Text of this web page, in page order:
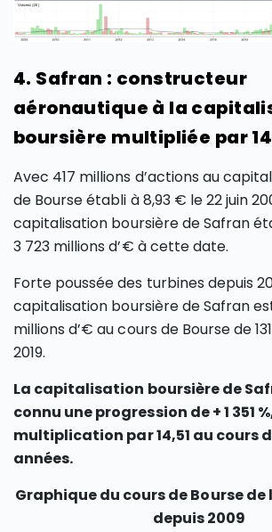
4. Safran : constructeur
aéronautique à la
boursière multipliée par
Avec 417 millions d’actions au
de Bourse établi à 8,93 € le 22 juin
capitalisation boursière de Safran
3 723 millions d’€ à cette date.
Forte poussée des turbines depuis
capitalisation boursière de Safran
millions d’€ au cours de Bourse de
2019.
La capitalisation boursière de
connu une progression de + 1 351
multiplication par 14,51 au cours
années.
Graphique du cours de Bourse
depuis 2009